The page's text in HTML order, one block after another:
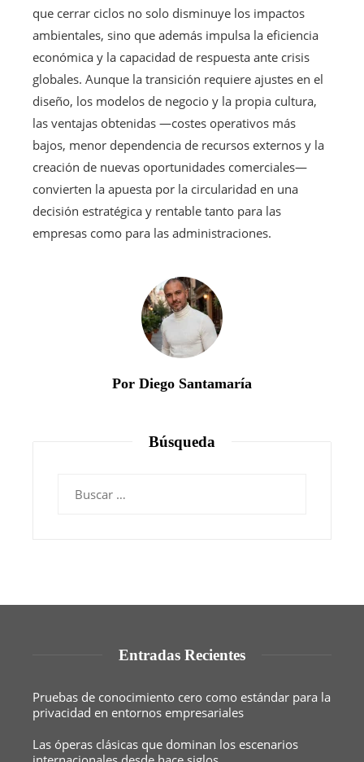
que cerrar ciclos no solo disminuye los impactos
ambientales, sino que además impulsa la eficiencia
económica y la capacidad de respuesta ante crisis
globales. Aunque la transición requiere ajustes en el
diseño, los modelos de negocio y la propia cultura,
las ventajas obtenidas —costes operativos más
bajos, menor dependencia de recursos externos y la
creación de nuevas oportunidades comerciales—
convierten la apuesta por la circularidad en una
decisión estratégica y rentable tanto para las
empresas como para las administraciones.
Por Diego Santamaría
Búsqueda
Entradas Recientes
Pruebas de conocimiento cero como estándar para la
privacidad en entornos empresariales
Las óperas clásicas que dominan los escenarios